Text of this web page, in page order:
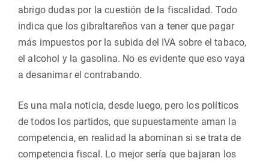
abrigo dudas por la cuestión de la fiscalidad. Todo
indica que los gibraltareños van a tener que pagar
más impuestos por la subida del IVA sobre el tabaco,
el alcohol y la gasolina. No es evidente que eso vaya
a desanimar el contrabando.
Es una mala noticia, desde luego, pero los políticos
de todos los partidos, que supuestamente aman la
competencia, en realidad la abominan si se trata de
competencia fiscal. Lo mejor sería que bajaran los